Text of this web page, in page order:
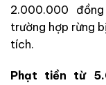
2.000.000
trường hợp rừng
tích.
Phạt tiền từ